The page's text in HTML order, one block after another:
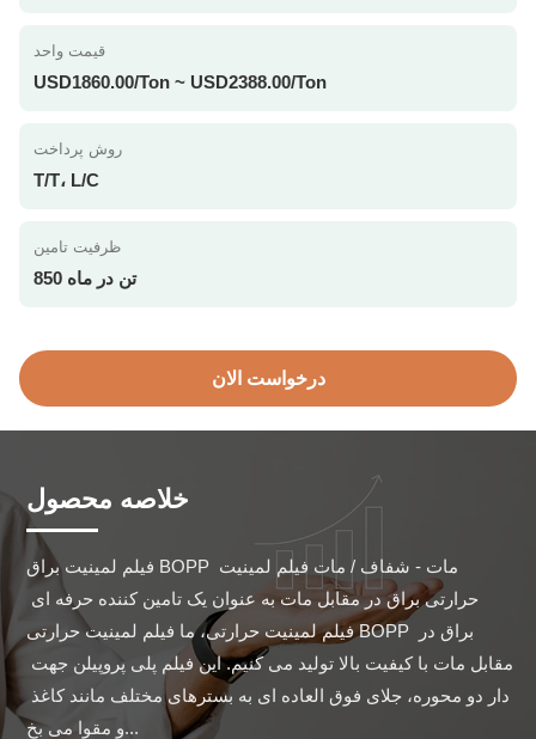
قیمت واحد
USD1860.00/Ton ~ USD2388.00/Ton
روش پرداخت
T/T، L/C
ظرفیت تامین
850 تن در ماه
درخواست الان
خلاصه محصول
فیلم لمینیت براق BOPP مات - شفاف / مات فیلم لمینیت
فیلم لمینیت حرارتی، ما فیلم لمینیت حرارتی BOPP براق در
و مقوا می بخ...